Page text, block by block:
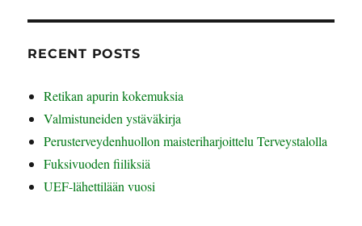
RECENT POSTS
Retikan apurin kokemuksia
Valmistuneiden ystäväkirja
Perusterveydenhuollon maisteriharjoittelu Terveystalolla
Fuksivuoden fiiliksiä
UEF-lähettilään vuosi